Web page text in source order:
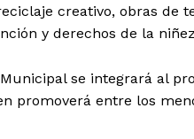
Menú
creativo, obras de
y derechos de la
se integrará al
promoverá entre los